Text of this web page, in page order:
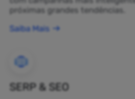
próximas grandes tendências.
Saiba Mais
SERP & SEO